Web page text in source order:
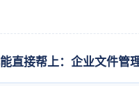
直接帮上：企业文件管